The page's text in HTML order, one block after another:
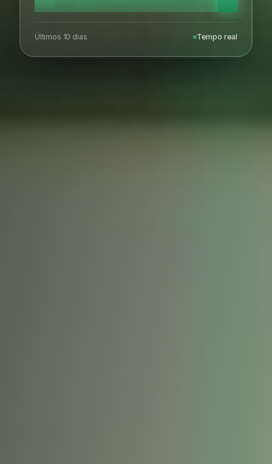
Últimos 10 dias Tempo real